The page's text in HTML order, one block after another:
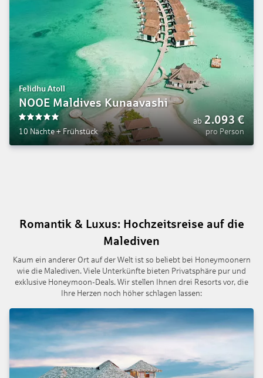
Felidhu Atoll
NOOE Maldives Kunaavashi
10 Nächte+ Frühstück
ab 2.093€
pro Person
Romantik & Luxus: Hochzeitsreise auf die
Malediven
Kaum ein anderer Ort auf der Welt ist so beliebt bei Honeymoonern
wie die Malediven. Viele Unterkünfte bieten Privatsphäre pur und
exklusive Honeymoon-Deals. Wir stellen Ihnen drei Resorts vor, die
Ihre Herzen noch höher schlagen lassen: